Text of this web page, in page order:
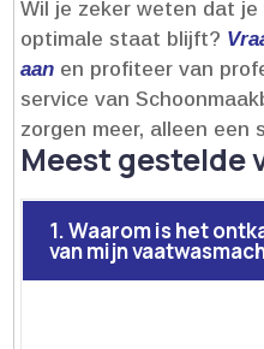
Wil je zeker weten dat
optimale staat blijft?
aan en profiteer van
service van
zorgen meer, alleen een
Meest gestelde
1. Waarom is het
van mijn